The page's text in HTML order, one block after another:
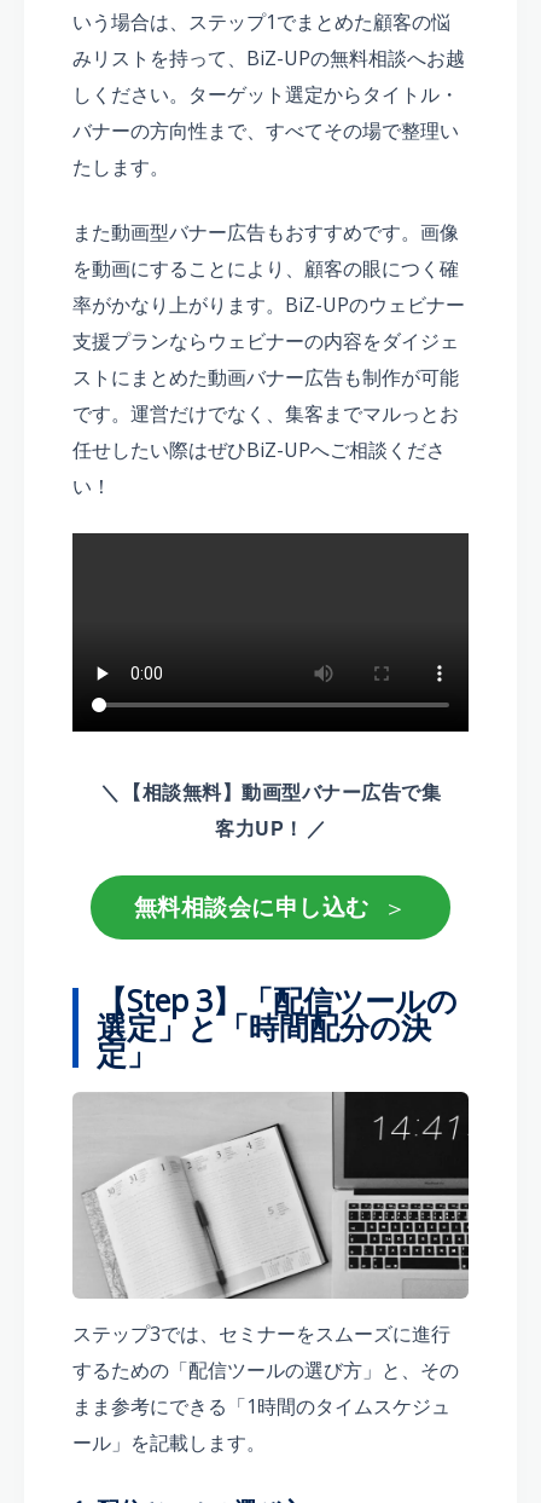
いう場合は、ステップ1でまとめた顧客の悩
みリストを持って、BiZ-UPの無料相談へお越
しください。ターゲット選定からタイトル・
バナーの方向性まで、すべてその場で整理い
たします。
また動画型バナー広告もおすすめです。画像
を動画にすることにより、顧客の眼につく確
率がかなり上がります。BiZ-UPのウェビナー
支援プランならウェビナーの内容をダイジェ
ストにまとめた動画バナー広告も制作が可能
です。運営だけでなく、集客までマルっとお
任せしたい際はぜひBiZ-UPへご相談くださ
い！
＼
【相談無料】動画型バナー広告で集
客力UP！ ／
無料相談会に申し込む ＞
【Step 3】「配信ツールの
選定」と「時間配分の決
定」
ステップ3では、セミナーをスムーズに進行
するための「配信ツールの選び方」と、その
まま参考にできる「1時間のタイムスケジュ
ール」を記載します。